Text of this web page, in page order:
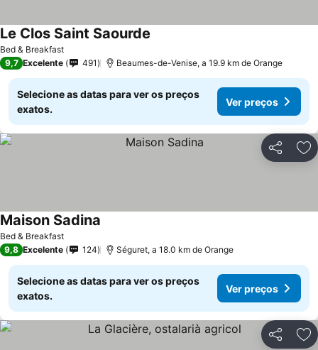
Bed & Breakfast
Le Clos Saint Saourde
9,7 Excelente 491 Beaumes-de-Venise, a 19.9 km de Orange
Selecione as datas para ver os preços
exatos.
Ver preços
Partilhar
Bed & Breakfast
Maison Sadina
9,8 Excelente 124 Séguret, a 18.0 km de Orange
Selecione as datas para ver os preços
exatos.
Ver preços
Partilhar